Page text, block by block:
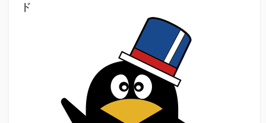
ド